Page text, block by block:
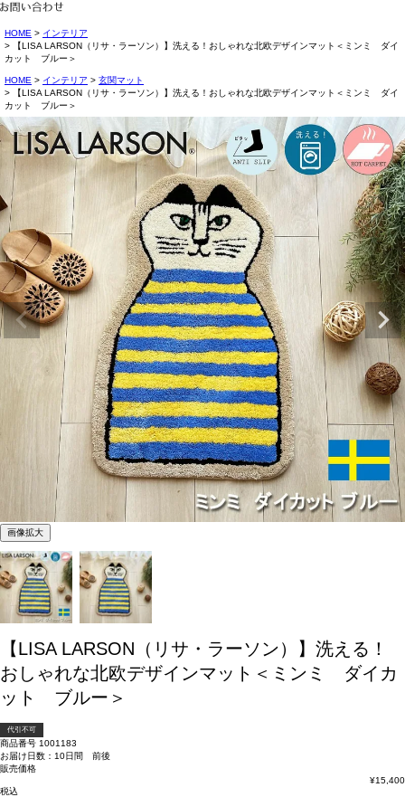
HOME
インテリア
【LISA LARSON（リサ・ラーソン）】洗える！おしゃれな北欧デザインマット＜ミンミ ダイ
カット ブルー＞
HOME インテリア
玄関マット
【LISA LARSON（リサ・ラーソン）】洗える！おしゃれな北欧デザインマット＜ミンミ ダイ
カット ブルー＞
画像拡大
【LISA LARSON（リサ・ラーソン）】洗える！
おしゃれな北欧デザインマット＜ミンミ ダイカ
ット ブルー＞
代引不可
商品番号 1001183
お届け日数：10日間 前後
販売価格
¥15,400
税込